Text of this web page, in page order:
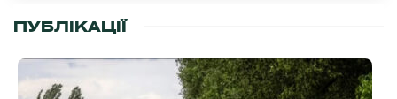
ПУБЛІКАЦІЇ